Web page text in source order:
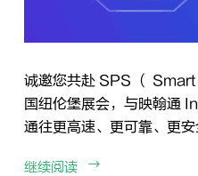
诚邀您共赴 SPS （
国纽伦堡展会，与映翰通
通往更高速、更可靠、更安
继续阅读